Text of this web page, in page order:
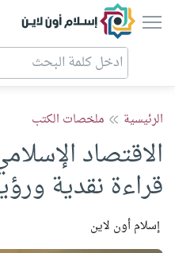
إسلام أون لاين
الرئيسية ملخصات الكتب
الاقتصاد
قراءة نقدية
إسلام أون لاين